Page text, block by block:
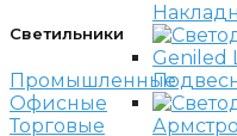
Светильники
Промышленные
Офисные
Торговые